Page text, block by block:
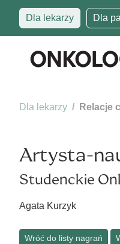
Dla lekarzy Dla
Dla lekarzy Relacje
Artysta-
Studenckie
Agata Kurzyk
Wróć do listy nagrań